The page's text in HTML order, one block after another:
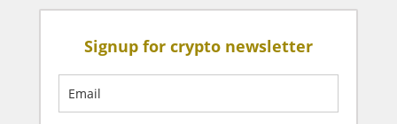
Signup for crypto newsletter